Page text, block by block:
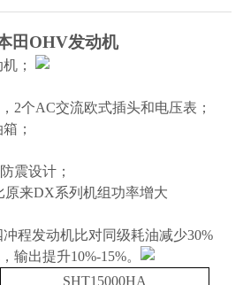
田 OHV发动机
；
2个AC交流欧式插头和电压表；
；
震设计；
原来DX系列机组功率增大
程发动机比对同级耗油减少30%
输出提升10%-15%。
SHT15000HA